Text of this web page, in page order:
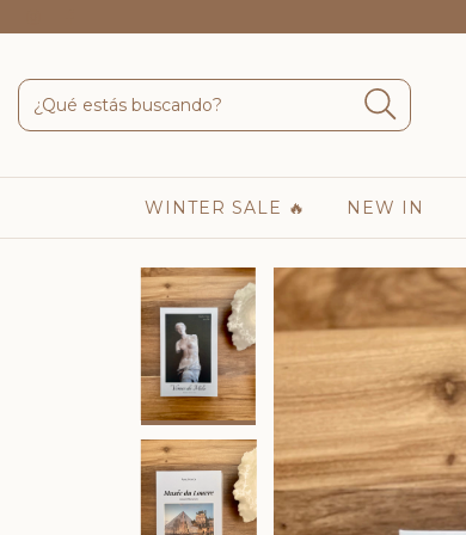
WINTER SALE 🔥 NEW IN